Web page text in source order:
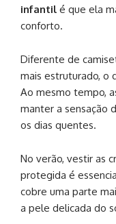
infantil é que ela
conforto.
Diferente de
mais estruturado, o
Ao mesmo tempo,
manter a sensação
os dias quentes.
No verão, vestir as
protegida é
cobre uma parte
a pele delicada do